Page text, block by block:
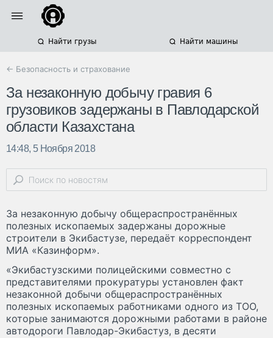
Найти грузы Найти машины
← Безопасность и страхование
За незаконную добычу гравия 6
грузовиков задержаны в Павлодарской
области Казахстана
14:48, 5 Ноября 2018
За незаконную добычу общераспространённых
полезных ископаемых задержаны дорожные
строители в Экибастузе, передаёт корреспондент
МИА «Казинформ».
«Экибастузскими полицейскими совместно с
представителями прокуратуры установлен факт
незаконной добычи общераспространённых
полезных ископаемых работниками одного из ТОО,
которые занимаются дорожными работами в районе
автодороги Павлодар-Экибастуз, в десяти